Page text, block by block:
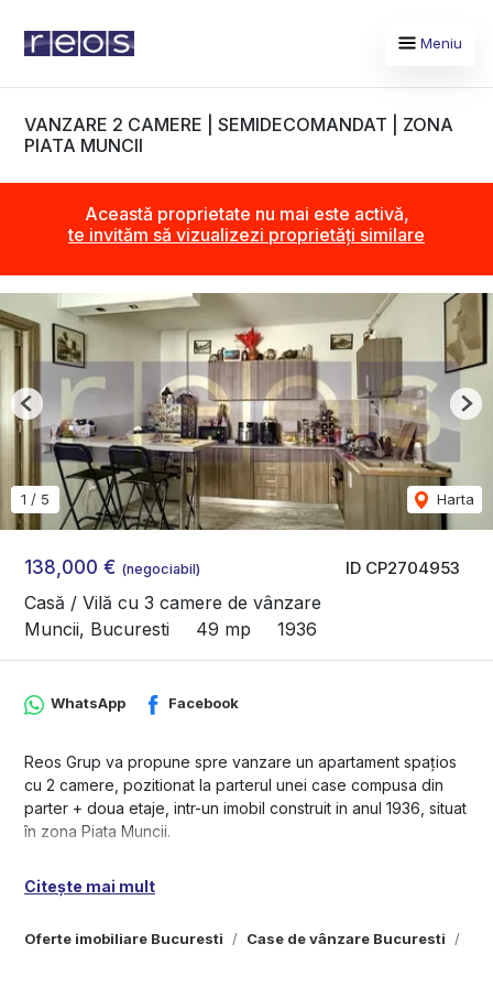
Meniu
VANZARE 2 CAMERE | SEMIDECOMANDAT | ZONA
PIATA MUNCII
Această proprietate nu mai este activă,
te invităm să vizualizezi proprietăți similare
ID CP2704953
138,000 € (negociabil)
Casă / Vilă cu 3 camere de vânzare
Muncii, Bucuresti
49 mp 1936
1 / 5 Harta
Previous
Oferte imobiliare Bucuresti Case de vânzare Bucuresti
WhatsApp Facebook
Reos Grup va propune spre vanzare un apartament spațios
cu 2 camere, pozitionat la parterul unei case compusa din
parter + doua etaje, intr-un imobil construit in anul 1936, situat
în zona Piata Muncii.
semidecomandat, fiind compartimentat astfel: 1 dormitor
spațioasă.
Citește mai mult